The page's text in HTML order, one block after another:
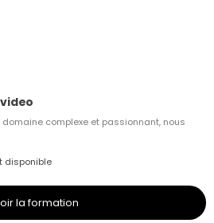
complexe et passionnant, nous
disponible
la formation